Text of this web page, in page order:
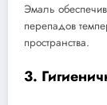
Эмаль
перепадов
пространства.
3.